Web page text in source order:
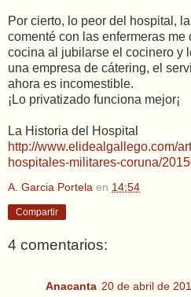
Por cierto, lo peor del hospital,
comenté con las enfermeras me
cocina al jubilarse el cocinero y
una empresa de cátering, el
ahora es incomestible.
¡Lo privatizado funciona mejor¡
La Historia del Hospital
http://www.elidealgallego.com/
hospitales-militares-coruna/
A. Garcia Portela en 14:54
Compartir
4 comentarios:
Anacanta 20 de abril de